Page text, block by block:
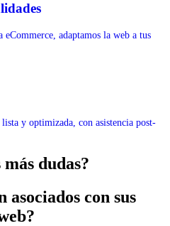
adaptamos la web a tus
y optimizada, con asistencia post-
más dudas?
asociados con sus